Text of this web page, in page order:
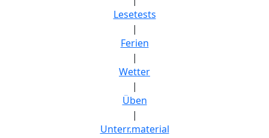
Lesetests
|
Ferien
|
Wetter
|
Üben
|
Unterr.material